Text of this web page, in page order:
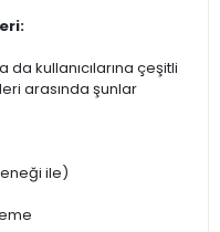
kullanıcılarına çeşitli
arasında şunlar
ile)